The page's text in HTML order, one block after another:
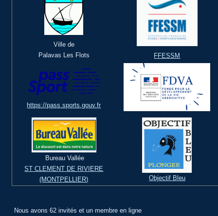
Ville de
Palavas Les Flots
FFESSM
https://pass.sports.gouv.fr
Bureau Vallée
ST CLEMENT DE RIVIERE
(MONTPELLIER)
Objectif Bleu
Nous avons 62 invités et un membre en ligne